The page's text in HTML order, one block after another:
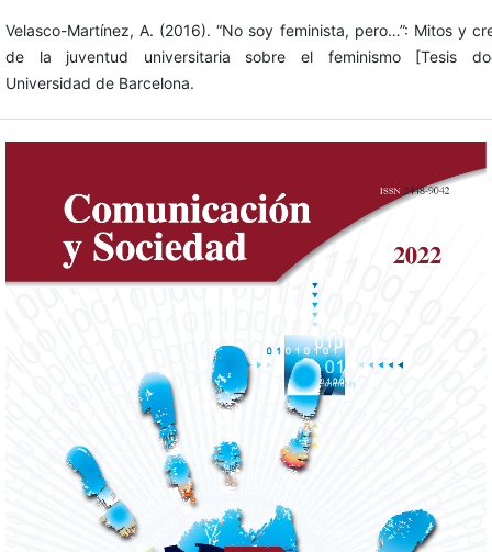
Velasco-Martínez, A. (2016). “No soy feminista, pero…”: Mitos y
de la juventud universitaria sobre el feminismo [Tesis
Universidad de Barcelona.